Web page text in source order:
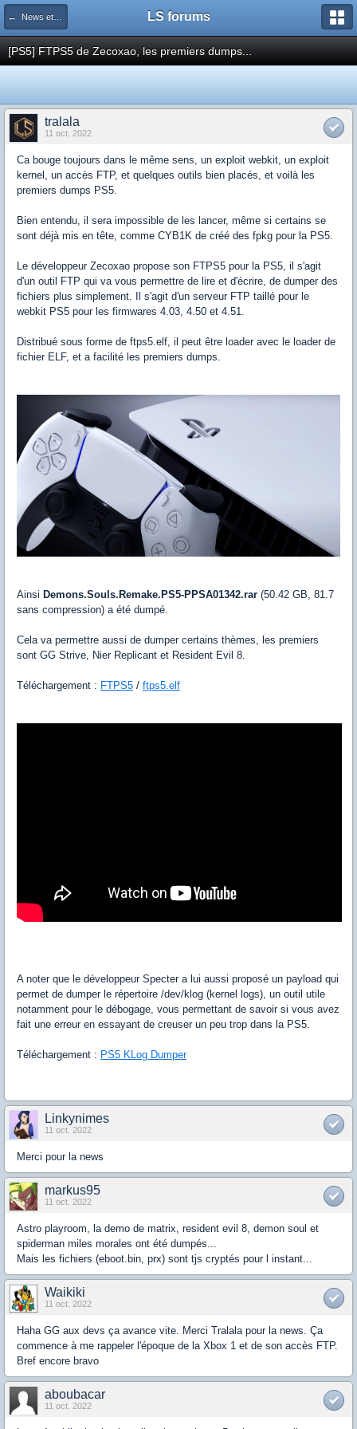
← News et actualités postées sur LS LS forums
[PS5] FTPS5 de Zecoxao, les premiers dumps...
tralala
11 oct. 2022
Ca bouge toujours dans le même sens, un exploit webkit, un exploit
kernel, un accès FTP, et quelques outils bien placés, et voilà les
premiers dumps PS5.
Bien entendu, il sera impossible de les lancer, même si certains se
sont déjà mis en tête, comme CYB1K de créé des fpkg pour la PS5.
Le développeur Zecoxao propose son FTPS5 pour la PS5, il s'agit
d'un outil FTP qui va vous permettre de lire et d'écrire, de dumper des
fichiers plus simplement. Il s'agit d'un serveur FTP taillé pour le
webkit PS5 pour les firmwares 4.03, 4.50 et 4.51.
Distribué sous forme de ftps5.elf, il peut être loader avec le loader de
fichier ELF, et a facilité les premiers dumps.
Ainsi Demons.Souls.Remake.PS5-PPSA01342.rar (50.42 GB, 81.7
sans compression) a été dumpé.
Cela va permettre aussi de dumper certains thèmes, les premiers
sont GG Strive, Nier Replicant et Resident Evil 8.
Téléchargement : FTPS5 / ftps5.elf
A noter que le développeur Specter a lui aussi proposé un payload qui
permet de dumper le répertoire /dev/klog (kernel logs), un outil utile
notamment pour le débogage, vous permettant de savoir si vous avez
fait une erreur en essayant de creuser un peu trop dans la PS5.
Téléchargement : PS5 KLog Dumper
Linkynimes
11 oct. 2022
Merci pour la news
markus95
11 oct. 2022
Astro playroom, la demo de matrix, resident evil 8, demon soul et
spiderman miles morales ont été dumpés...
Mais les fichiers (eboot.bin, prx) sont tjs cryptés pour l instant...
Waikiki
11 oct. 2022
Haha GG aux devs ça avance vite. Merci Tralala pour la news. Ça
commence à me rappeler l'époque de la Xbox 1 et de son accès FTP.
Bref encore bravo
aboubacar
11 oct. 2022